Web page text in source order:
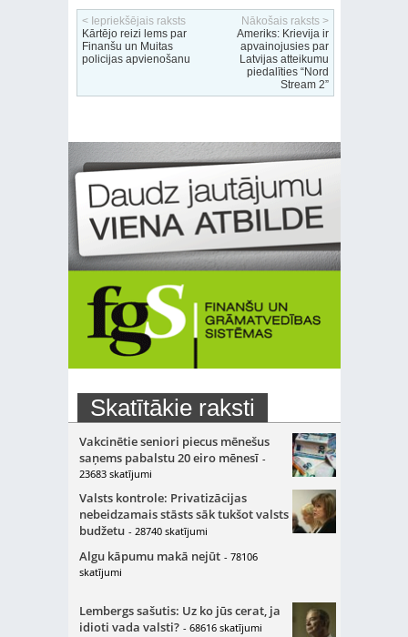
< Iepriekšējais raksts
Kārtējo reizi lems par
Finanšu un Muitas
policijas apvienošanu
Nākošais raksts >
Ameriks: Krievija ir
apvainojusies par
Latvijas atteikumu
piedalīties “Nord
Stream 2”
Skatītākie raksti
Vakcinētie seniori piecus mēnešus
saņems pabalstu 20 eiro mēnesī -
23683 skatījumi
Valsts kontrole: Privatizācijas
nebeidzamais stāsts sāk tukšot valsts
budžetu - 28740 skatījumi
Algu kāpumu makā nejūt - 78106
skatījumi
Lembergs sašutis: Uz ko jūs cerat, ja
idioti vada valsti? - 68616 skatījumi